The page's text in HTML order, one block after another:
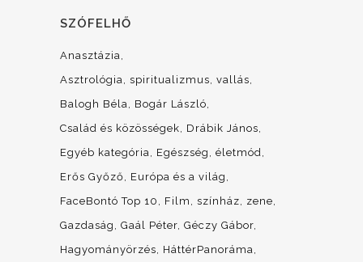
SZÓFELHŐ
Anasztázia
Asztrológia, spiritualizmus, vallás
Balogh Béla
Bogár László
Család és közösségek
Drábik János
Egyéb kategória
Egészség, életmód
Erős Győző
Európa és a világ
FaceBontó Top 10
Film, színház, zene
Gazdaság
Gaál Péter Géczy Gábor
Hagyományörzés
HáttérPanoráma